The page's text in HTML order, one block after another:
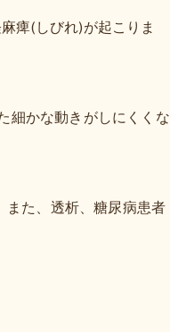
痺(しびれ)が起こりま
細かな動きがしにくくな
た、透析、糖尿病患者